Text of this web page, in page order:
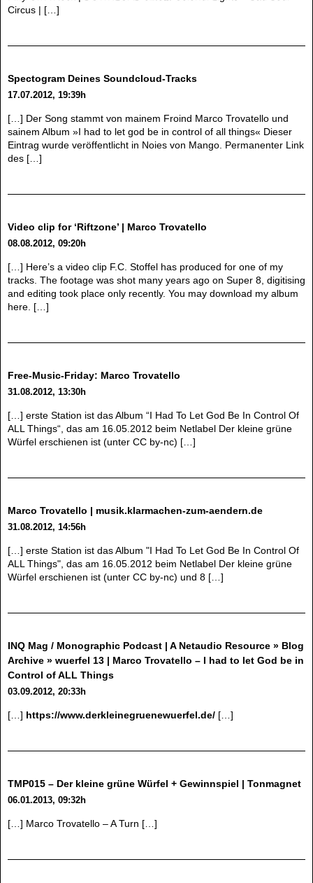
Circus | […]
Spectogram Deines Soundcloud-Tracks
17.07.2012, 19:39h
[…] Der Song stammt von mainem Froind Marco Trovatello und
sainem Album »I had to let god be in control of all things« Dieser
Eintrag wurde veröffentlicht in Noies von Mango. Permanenter Link
des […]
Video clip for ‘Riftzone’ | Marco Trovatello
08.08.2012, 09:20h
[…] Here’s a video clip F.C. Stoffel has produced for one of my
tracks. The footage was shot many years ago on Super 8, digitising
and editing took place only recently. You may download my album
here. […]
Free-Music-Friday: Marco Trovatello
31.08.2012, 13:30h
[…] erste Station ist das Album “I Had To Let God Be In Control Of
ALL Things“, das am 16.05.2012 beim Netlabel Der kleine grüne
Würfel erschienen ist (unter CC by-nc) […]
Marco Trovatello | musik.klarmachen-zum-aendern.de
31.08.2012, 14:56h
[…] erste Station ist das Album "I Had To Let God Be In Control Of
ALL Things", das am 16.05.2012 beim Netlabel Der kleine grüne
Würfel erschienen ist (unter CC by-nc) und 8 […]
INQ Mag / Monographic Podcast | A Netaudio Resource » Blog
Archive » wuerfel 13 | Marco Trovatello – I had to let God be in
Control of ALL Things
03.09.2012, 20:33h
[…] https://www.derkleinegruenewuerfel.de/ […]
TMP015 – Der kleine grüne Würfel + Gewinnspiel | Tonmagnet
06.01.2013, 09:32h
[…] Marco Trovatello – A Turn […]